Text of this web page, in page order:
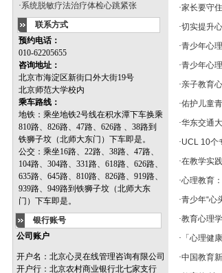
·系统脱敏疗法治疗体检心跳紧张
联系方式
预约电话：
010-62205655
咨询地址：
北京市海淀区新街口外大街19号
北京师范大学校内
乘车路线：
地铁：乘坐地铁2号线在积水潭下车换乘
810路、826路、47路、626路 、38路到
铁狮子坟（北师大东门）下车即是。
公交：乘坐16路、22路、38路、47路、
104路、304路、331路、618路、626路、
635路、645路、810路、826路、919路、
939路、949路到铁狮子坟（北师大东
门）下车即是。
银行账号
公司账户
开户名：北京心灵在线管理咨询有限公司
开户行：北京农村商业银行北七家支行
·家长要守
·切实提升
·青少年心
·青少年心
·亲子教育
·佑护儿童
·华东交通
·UCL 10个
·在教学实
·心理教育
·青少年“心
·教育心理
· 「心理健
·中国教育